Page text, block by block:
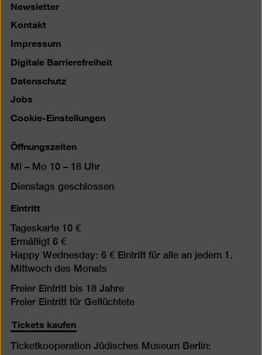
Newsletter
Kontakt
Impressum
Digitale Barrierefreiheit
Datenschutz
Jobs
Cookie-Einstellungen
Öffnungszeiten
Mi – Mo 10 – 18 Uhr
Dienstags geschlossen
Eintritt
Tageskarte 10 €
Ermäßigt 6 €
Happy Wednesday: 6 € Eintritt für alle an jedem 1.
Mittwoch des Monats
Freier Eintritt bis 18 Jahre
Freier Eintritt für Geflüchtete
Tickets kaufen
Ticketkooperation Jüdisches Museum Berlin: